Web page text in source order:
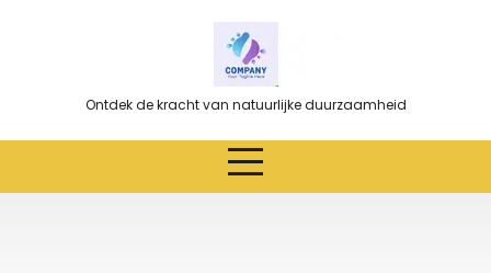
Ontdek de kracht van natuurlijke duurzaamheid